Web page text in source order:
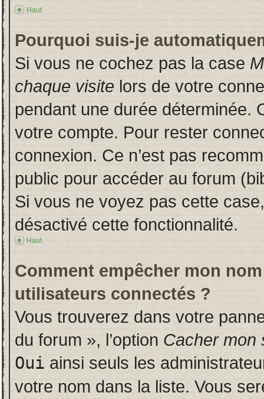
Haut
Pourquoi suis-je
Si vous ne cochez pas la case
chaque visite lors de votre
pendant une durée déterminée.
votre compte. Pour rester
connexion. Ce n’est pas
public pour accéder au forum
Si vous ne voyez pas cette
désactivé cette fonctionnalité.
Haut
Comment empêcher mon
utilisateurs connectés ?
Vous trouverez dans votre
du forum », l’option Cacher mon
Oui ainsi seuls les
votre nom dans la liste. Vous